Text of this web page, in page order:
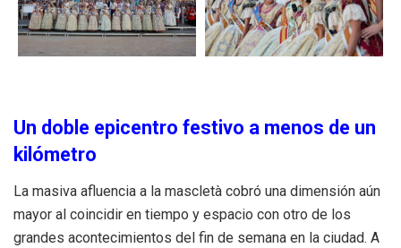
Un doble epicentro festivo a menos de un
kilómetro
La masiva afluencia a la mascletà cobró una dimensión aún
mayor al coincidir en tiempo y espacio con otro de los
grandes acontecimientos del fin de semana en la ciudad. A